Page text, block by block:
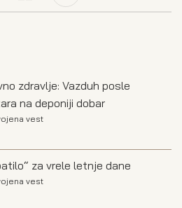
zdravlje: Vazduh posle
na deponiji dobar
vest
za vrele letnje dane
vest